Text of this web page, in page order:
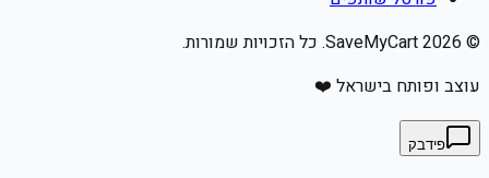
©
2026
עוצב ופותח בישראל ❤️
פידבק